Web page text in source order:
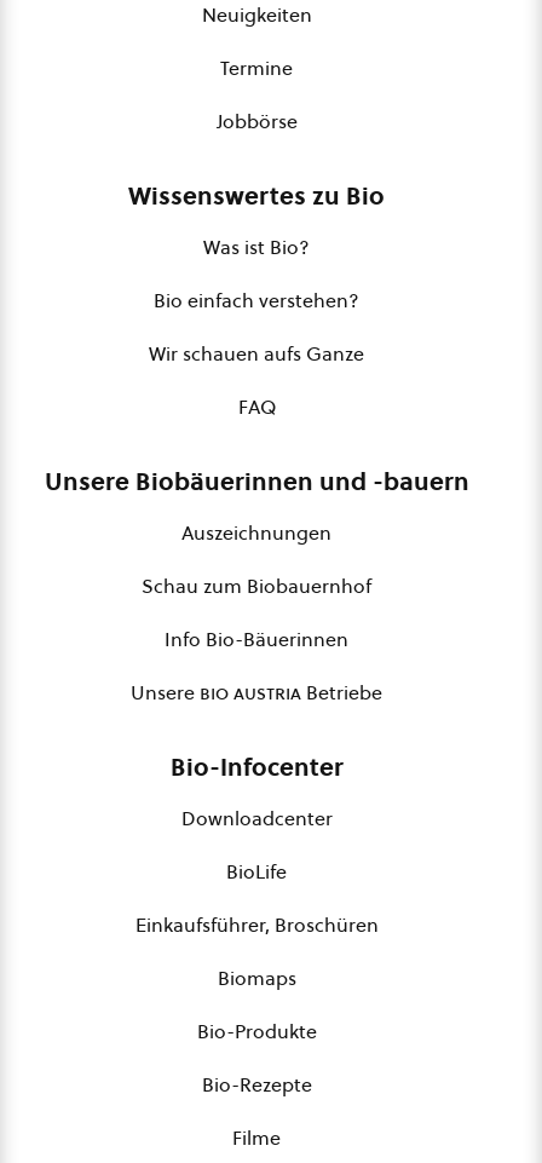
Neuigkeiten
Termine
Jobbörse
Wissenswertes zu Bio
Was ist Bio?
Bio einfach verstehen?
Wir schauen aufs Ganze
FAQ
Unsere Biobäuerinnen und -bauern
Auszeichnungen
Schau zum Biobauernhof
Info Bio-Bäuerinnen
Unsere bio austria Betriebe
Bio-Infocenter
Downloadcenter
BioLife
Einkaufsführer, Broschüren
Biomaps
Bio-Produkte
Bio-Rezepte
Filme